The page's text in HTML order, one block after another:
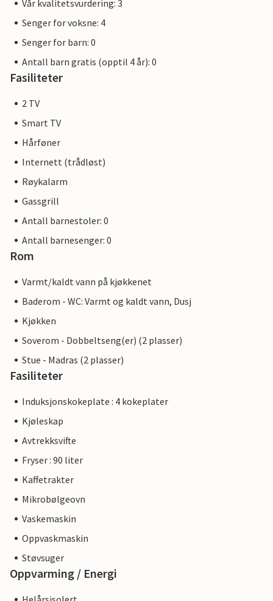
Vår kvalitetsvurdering: 3
Senger for voksne: 4
Senger for barn: 0
Antall barn gratis (opptil 4 år): 0
Fasiliteter
2 TV
Smart TV
Hårføner
Internett (trådløst)
Røykalarm
Gassgrill
Antall barnestoler: 0
Antall barnesenger: 0
Rom
Varmt/kaldt vann på kjøkkenet
Baderom - WC: Varmt og kaldt vann, Dusj
Kjøkken
Soverom - Dobbeltseng(er) (2 plasser)
Stue - Madras (2 plasser)
Fasiliteter
Induksjonskokeplate : 4 kokeplater
Kjøleskap
Avtrekksvifte
Fryser : 90 liter
Kaffetrakter
Mikrobølgeovn
Vaskemaskin
Oppvaskmaskin
Støvsuger
Oppvarming / Energi